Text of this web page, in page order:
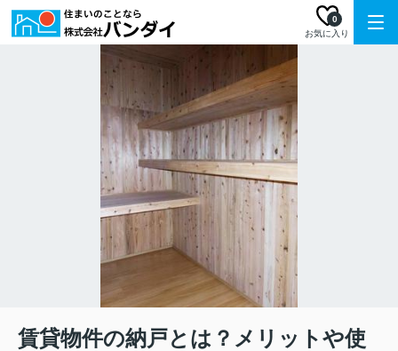
お気に入り
0
賃貸物件の納戸とは？メリットや使